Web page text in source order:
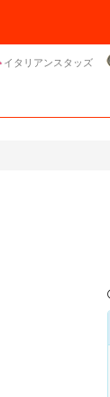
イタリアンスタッズ